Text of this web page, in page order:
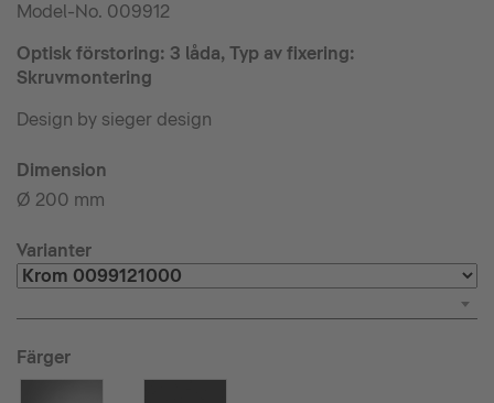
Model-No. 009912
Optisk förstoring: 3 låda, Typ av fixering:
Skruvmontering
Design by sieger design
Dimension
Ø 200 mm
Varianter
Färger